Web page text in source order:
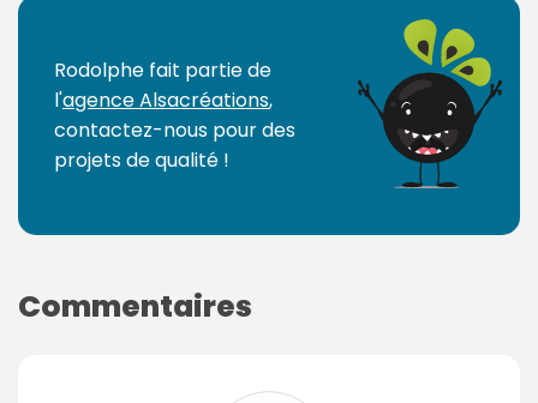
Rodolphe fait partie de
l'agence Alsacréations,
contactez-nous pour des
projets de qualité !
Commentaires